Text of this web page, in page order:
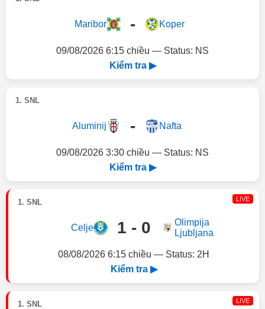
Maribor - Koper
09/08/2026 6:15 chiều — Status: NS
Kiểm tra ▶
1. SNL
Aluminij - Nafta
09/08/2026 3:30 chiều — Status: NS
Kiểm tra ▶
1. SNL LIVE
Celje 1 - 0
Olimpija
Ljubljana
08/08/2026 6:15 chiều — Status: 2H
Kiểm tra ▶
1. SNL LIVE